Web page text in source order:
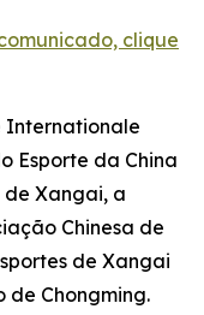
clique
Internationale
Esporte da China
de Xangai, a
Chinesa de
de Xangai
de Chongming.